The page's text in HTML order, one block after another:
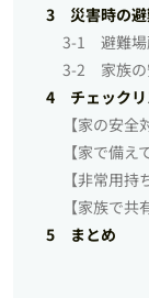
3 災害時の避
3-1 避難場
3-2 家族の
4 チェックリ
【家の安全
【家で備え
【非常用持
【家族で共
5 まとめ